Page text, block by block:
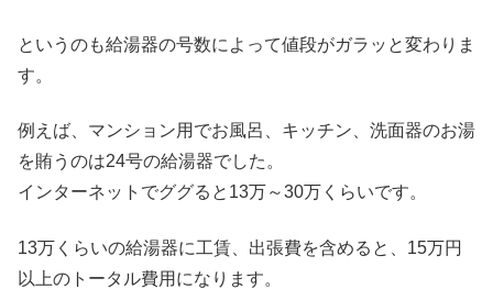
というのも給湯器の号数によって値段がガラッと変わりま
す。
例えば、マンション用でお風呂、キッチン、洗面器のお湯
を賄うのは24号の給湯器でした。
インターネットでググると13万～30万くらいです。
13万くらいの給湯器に工賃、出張費を含めると、15万円
以上のトータル費用になります。